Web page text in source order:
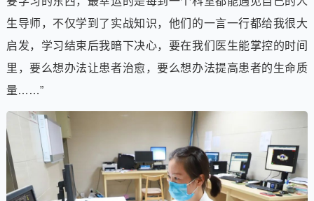
生导师，不仅学到了实战知识，他们的一言一行都给我很大
启发，学习结束后我暗下决心，要在我们医生能掌控的时间
里，要么想办法让患者治愈，要么想办法提高患者的生命质
量……”